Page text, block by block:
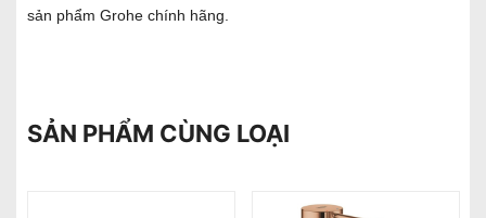
sản phẩm Grohe chính hãng.
SẢN PHẨM CÙNG LOẠI